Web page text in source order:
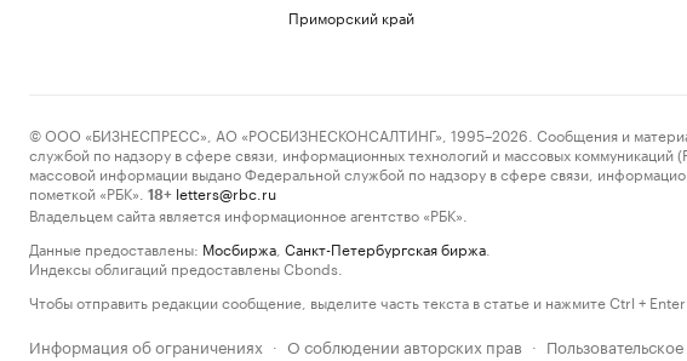
Приморский край
© ООО «БИЗНЕСПРЕСС», АО «РОСБИЗНЕСКОНСАЛТИНГ», 1995–2026. Сообщения и материалы
службой по надзору в сфере связи, информационных технологий и массовых
массовой информации выдано Федеральной службой по надзору в сфере связи,
пометкой «РБК».
18+ letters@rbc.ru
Владельцем сайта является информационное агентство «РБК».
Данные предоставлены: Мосбиржа Санкт-Петербургская биржа
Индексы облигаций предоставлены Cbonds.
Чтобы отправить редакции сообщение, выделите часть текста в статье и нажмите Ctrl + Enter
Информация об ограничениях · О соблюдении авторских прав ·